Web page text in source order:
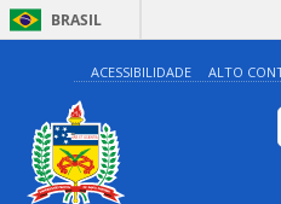
BRASIL
ACESSIBILIDADE ALTO